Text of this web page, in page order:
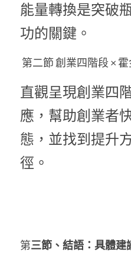
能量轉換是突破
功的關鍵。
第二節 創業四階段 ×
直觀呈現創業四
應，幫助創業者
態，並找到提升
徑。
第三節、結語：具體建